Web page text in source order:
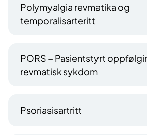
Polymyalgia revmatika og
temporalisarteritt
PORS – Pasientstyrt
revmatisk sykdom
Psoriasisartritt